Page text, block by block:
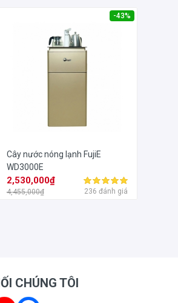
-43%
Cây nước nóng lạnh FujiE
WD3000E
2,530,000₫
4,455,000₫ 236 đánh giá
CHÚNG TÔI